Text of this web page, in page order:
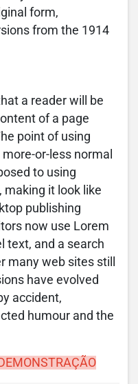
form,
from the 1914
a reader will be
of a page
point of using
or-less normal
to using
making it look like
publishing
now use Lorem
text, and a search
many web sites still
have evolved
accident,
humour and the